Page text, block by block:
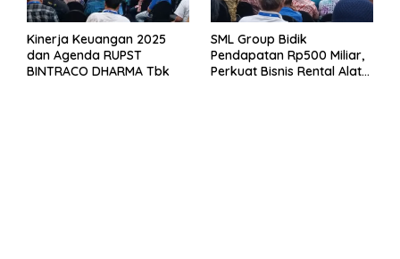
Kinerja Keuangan 2025
dan Agenda RUPST
BINTRACO DHARMA Tbk
SML Group Bidik
Pendapatan Rp500 Miliar,
Perkuat Bisnis Rental Alat